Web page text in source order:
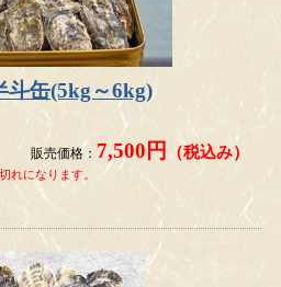
斗缶(5kg～6kg)
販売価格： 7,500円 （税込み）
れになります。